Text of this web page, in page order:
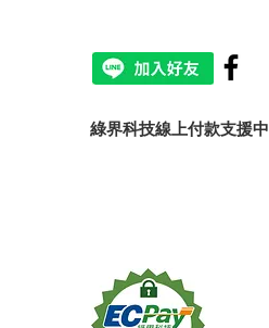
​綠界科技線上付款支援中